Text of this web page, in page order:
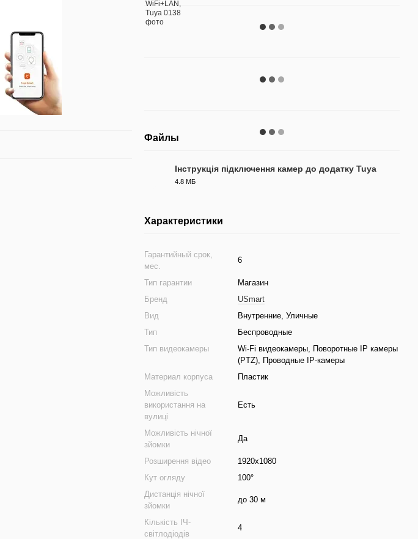
Файлы
Інструкція підключення камер до додатку Tuya
4.8 МБ
Характеристики
Гарантийный срок,
мес.
6
Тип гарантии
Магазин
Бренд
USmart
Вид
Внутренние, Уличные
Тип
Беспроводные
Тип видеокамеры
Wi-Fi видеокамеры, Поворотные IP камеры
(PTZ), Проводные IP-камеры
Материал корпуса
Пластик
Можливість
використання на
вулиці
Есть
Можливість нічної
зйомки
Да
Розширення відео
1920x1080
Кут огляду
100°
Дистанція нічної
зйомки
до 30 м
Кількість ІЧ-
світлодіодів
4